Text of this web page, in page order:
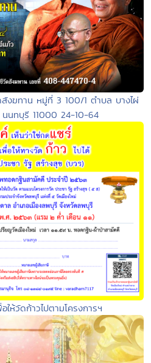
ฆทาน หมู่ที่ 3 100/1 ตำบล บางไผ่
นนทบุรี 11000 24-10-64
ห้วัดก้าวไปตามโครงการฯ